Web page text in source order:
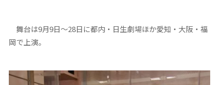
舞台は9月9日～28日に都内・日生劇場ほか愛知・大阪・福
岡で上演。